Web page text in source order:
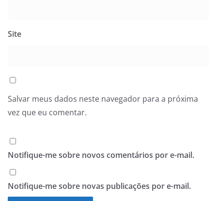
Site
Salvar meus dados neste navegador para a próxima
vez que eu comentar.
Notifique-me sobre novos comentários por e-mail.
Notifique-me sobre novas publicações por e-mail.